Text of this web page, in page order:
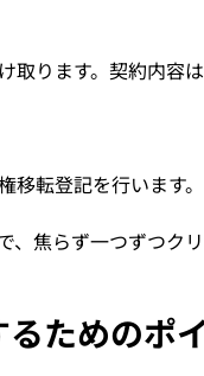
取ります。契約内容
転登記を行います
焦らず一つずつク
ためのポ